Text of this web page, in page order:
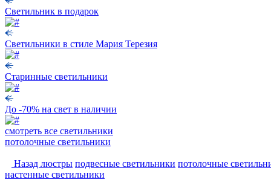
Светильник в подарок
Светильники в стиле Мария Терезия
Старинные светильники
До -70% на свет в наличии
смотреть все светильники
потолочные светильники
Назад люстры подвесные светильники потолочные
настенные светильники